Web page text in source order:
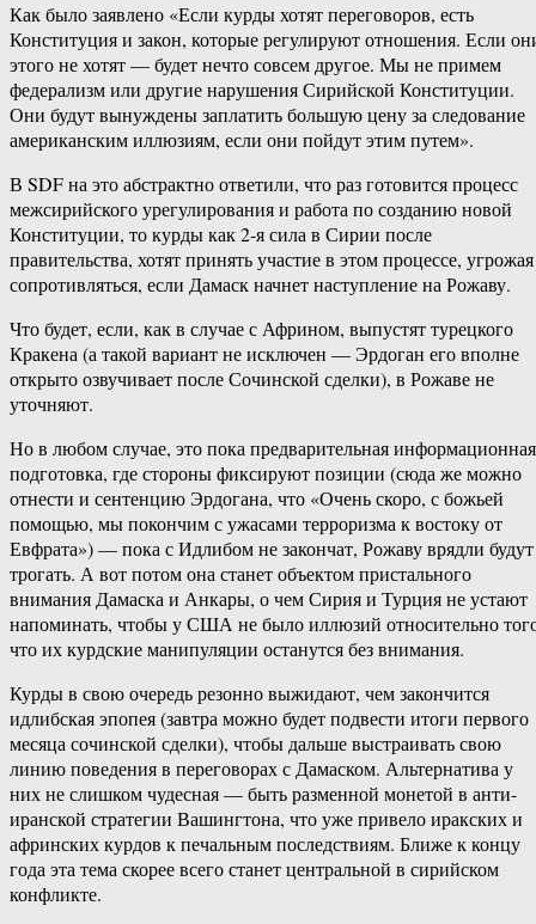
Как было заявлено «Если курды хотят переговоров, есть
Конституция и закон, которые регулируют отношения. Если
этого не хотят — будет нечто совсем другое. Мы не примем
федерализм или другие нарушения Сирийской Конституции.
Они будут вынуждены заплатить большую цену за следование
американским иллюзиям, если они пойдут этим путем».
В SDF на это абстрактно ответили, что раз готовится процесс
межсирийского урегулирования и работа по созданию новой
Конституции, то курды как 2-я сила в Сирии после
правительства, хотят принять участие в этом процессе, угрожая
сопротивляться, если Дамаск начнет наступление на Рожаву.
Что будет, если, как в случае с Африном, выпустят турецкого
Кракена (а такой вариант не исключен — Эрдоган его вполне
открыто озвучивает после Сочинской сделки), в Рожаве не
уточняют.
Но в любом случае, это пока предварительная информационная
подготовка, где стороны фиксируют позиции (сюда же можно
отнести и сентенцию Эрдогана, что «Очень скоро, с божьей
помощью, мы покончим с ужасами терроризма к востоку от
Евфрата») — пока с Идлибом не закончат, Рожаву врядли будут
трогать. А вот потом она станет объектом пристального
внимания Дамаска и Анкары, о чем Сирия и Турция не устают
напоминать, чтобы у США не было иллюзий относительно
что их курдские манипуляции останутся без внимания.
Курды в свою очередь резонно выжидают, чем закончится
идлибская эпопея (завтра можно будет подвести итоги первого
месяца сочинской сделки), чтобы дальше выстраивать свою
линию поведения в переговорах с Дамаском. Альтернатива у
них не слишком чудесная — быть разменной монетой в анти-
иранской стратегии Вашингтона, что уже привело иракских и
афринских курдов к печальным последствиям. Ближе к концу
года эта тема скорее всего станет центральной в сирийском
конфликте.